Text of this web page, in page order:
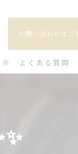
お問い合わせはこ
よくある質問